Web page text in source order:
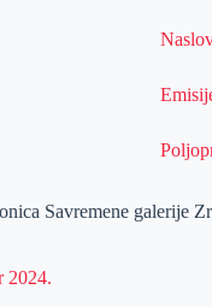
Savremene galerije
2024.